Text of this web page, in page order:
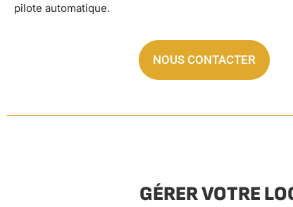
pilote automatique.
NOUS CONTACTER
GÉRER VOTRE